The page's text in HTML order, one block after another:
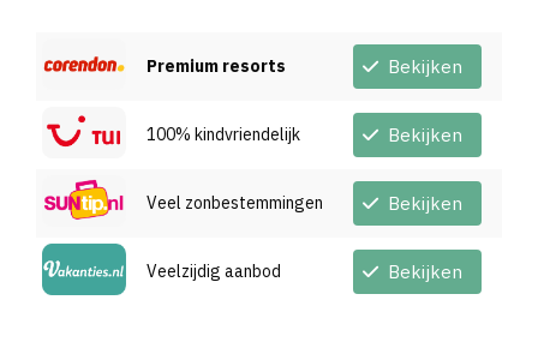
Premium resorts Bekijken
100% kindvriendelijk Bekijken
Veel zonbestemmingen Bekijken
Veelzijdig aanbod Bekijken